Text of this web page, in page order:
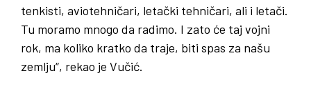
tenkisti, aviotehničari, letački tehničari, ali i letači.
Tu moramo mnogo da radimo. I zato će taj vojni
rok, ma koliko kratko da traje, biti spas za našu
zemlju“, rekao je Vučić.